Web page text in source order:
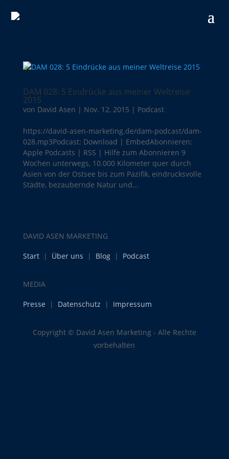
DAM 028: 5 Eindrücke aus meiner Weltreise
2015
von David Asen | Nov. 12, 2015 | Podcast
https://david-asen-marketing.de/dam-podcast/dam-
028.mp3Podcast: Download | EmbedAbonnieren:
Apple Podcasts | RSS | Hilfe zum Abonnieren 9
Wochen unterwegs, 10.000 Kilometer quer durch
Asien von der Ostsee bis zum Pazifik, eindrucksvolle
Städte, bezaubernde Natur und...
DAVID ASEN MARKETING
Start| Über uns | Blog| Podcast
MEDIA
Presse | Datenschutz | Impressum
Copyright © David Asen Marketing - Alle Rechte
vorbehalten